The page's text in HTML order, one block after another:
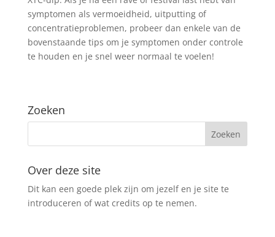
symptomen als vermoeidheid, uitputting of
concentratieproblemen, probeer dan enkele van de
bovenstaande tips om je symptomen onder controle
te houden en je snel weer normaal te voelen!
Zoeken
Over deze site
Dit kan een goede plek zijn om jezelf en je site te
introduceren of wat credits op te nemen.